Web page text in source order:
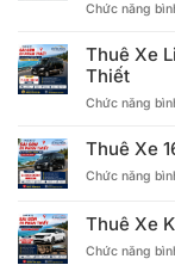
Chức năng
Thuê Xe
Thiết
Chức năng
Thuê Xe
Chức năng
Thuê Xe
Chức năng